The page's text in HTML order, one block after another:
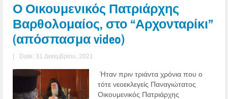
Ο Οικουμενικός Πατριάρχης
Βαρθολομαίος, στο “Αρχονταρίκι”
(απόσπασμα video)
| Date: 31 Δεκεμβρίου, 2021
Ήταν πριν τριάντα χρόνια που ο
τότε νεοεκλεγείς Παναγιώτατος
Οικουμενικός Πατριάρχης